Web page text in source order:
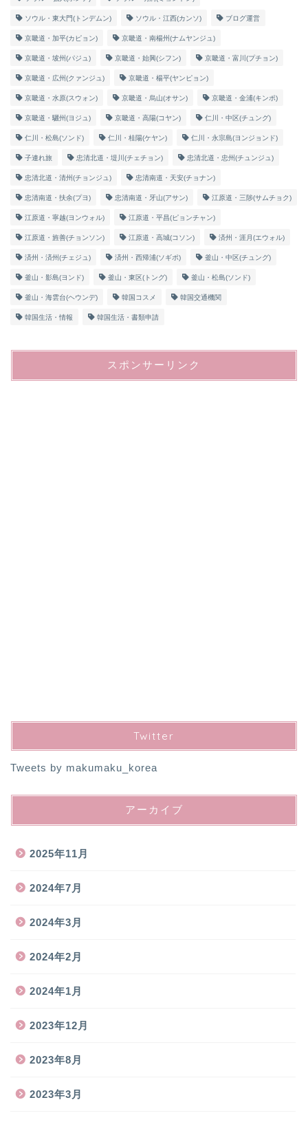
ソウル・東大門(トンデムン) ソウル・江西(カンソ) ブログ運営
京畿道・加平(カピョン) 京畿道・南楊州(ナムヤンジュ)
京畿道・坡州(パジュ) 京畿道・始興(シフン) 京畿道・富川(プチョン)
京畿道・広州(クァンジュ) 京畿道・楊平(ヤンピョン)
京畿道・水原(スウォン) 京畿道・烏山(オサン) 京畿道・金浦(キンポ)
京畿道・驪州(ヨジュ) 京畿道・高陽(コヤン) 仁川・中区(チュング)
仁川・松島(ソンド) 仁川・桂陽(ケヤン) 仁川・永宗島(ヨンジョンド)
子連れ旅 忠清北道・堤川(チェチョン) 忠清北道・忠州(チュンジュ)
忠清北道・清州(チョンジュ) 忠清南道・天安(チョナン)
忠清南道・扶余(プヨ) 忠清南道・牙山(アサン) 江原道・三陟(サムチョク)
江原道・寧越(ヨンウォル) 江原道・平昌(ピョンチャン)
江原道・旌善(チョンソン) 江原道・高城(コソン) 済州・涯月(エウォル)
済州・済州(チェジュ) 済州・西帰浦(ソギポ) 釜山・中区(チュング)
釜山・影島(ヨンド) 釜山・東区(トング) 釜山・松島(ソンド)
釜山・海雲台(ヘウンデ) 韓国コスメ 韓国交通機関
韓国生活・情報 韓国生活・書類申請
スポンサーリンク
Twitter
Tweets by makumaku_korea
アーカイブ
2025年11月
2024年7月
2024年3月
2024年2月
2024年1月
2023年12月
2023年8月
2023年3月